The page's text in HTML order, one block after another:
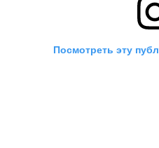
Посмотреть эту